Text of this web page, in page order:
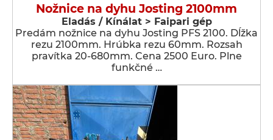
Nožnice na dyhu Josting 2100mm
Eladás / Kínálat > Faipari gép
Predám nožnice na dyhu Josting PFS 2100. Dĺžka
rezu 2100mm. Hrúbka rezu 60mm. Rozsah
pravítka 20-680mm. Cena 2500 Euro. Plne
funkčné …